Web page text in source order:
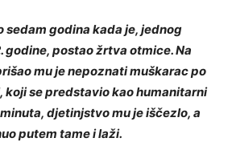
sedam godina kada je, jednog
godine, postao žrtva otmice. Na
mu je nepoznati muškarac po
koji se predstavio kao humanitarni
djetinjstvo mu je iščezlo, a
putem tame i laži.